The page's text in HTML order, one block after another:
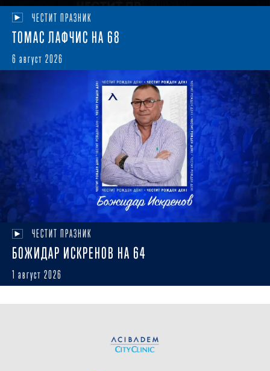
ЧЕСТИТ ПРАЗНИК
ТОМАС ЛАФЧИС НА 68
6 август 2026
ЧЕСТИТ ПРАЗНИК
БОЖИДАР ИСКРЕНОВ НА 64
1 август 2026